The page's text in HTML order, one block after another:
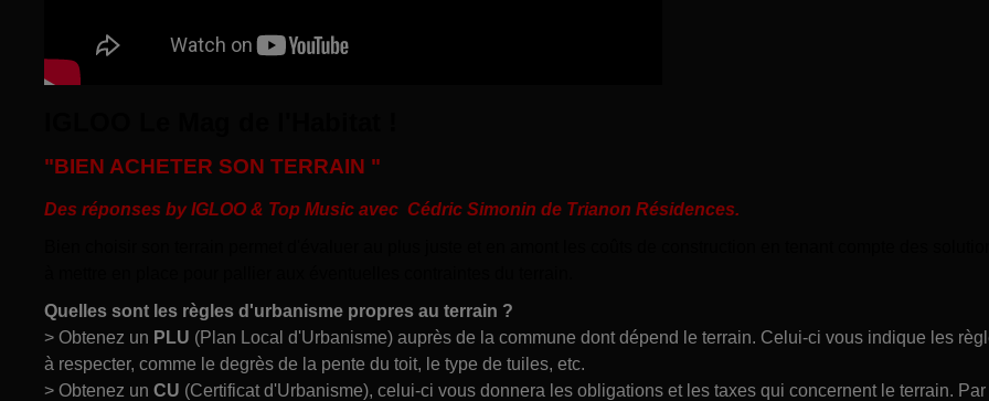
"BIEN ACHETER SON TERRAIN "
Des réponses by IGLOO & Top Music avec Cédric Simonin de Trianon Résidences.
Quelles sont les règles d'urbanisme propres au terrain ?
> Obtenez un PLU (Plan Local d'Urbanisme) auprès de la commune dont dépend le terrain. Celui-ci vous indique les
à respecter, comme le degrès de la pente du toit, le type de tuiles, etc.
> Obtenez un CU (Certificat d'Urbanisme), celui-ci vous donnera les obligations et les taxes qui concernent le terrain. Par